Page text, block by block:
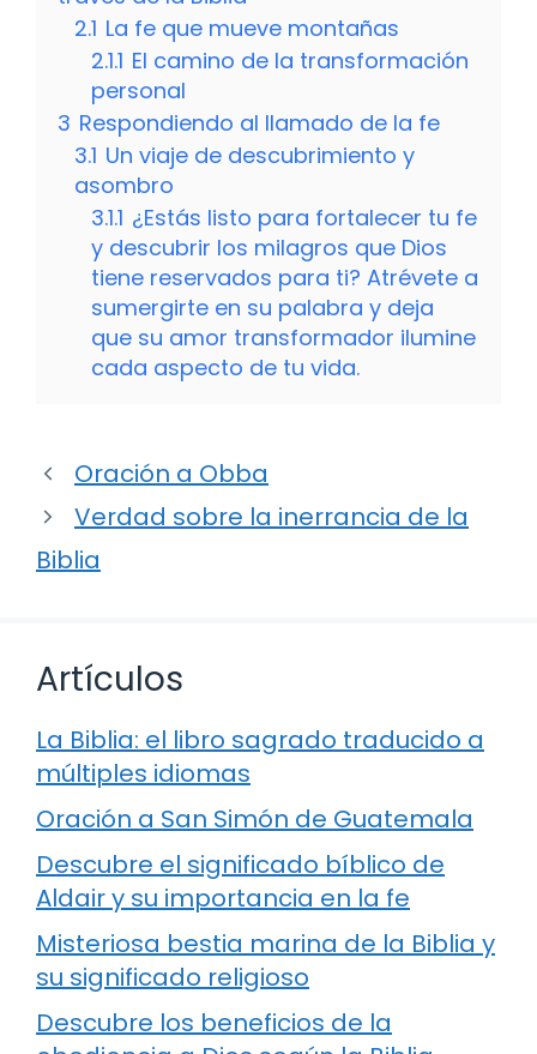
2.1 La fe que mueve montañas
2.1.1 El camino de la transformación
personal
3 Respondiendo al llamado de la fe
3.1 Un viaje de descubrimiento y
asombro
3.1.1 ¿Estás listo para fortalecer tu fe
y descubrir los milagros que Dios
tiene reservados para ti? Atrévete a
sumergirte en su palabra y deja
que su amor transformador ilumine
cada aspecto de tu vida.
Oración a Obba
Verdad sobre la inerrancia de la
Biblia
Artículos
La Biblia: el libro sagrado traducido a
múltiples idiomas
Oración a San Simón de Guatemala
Descubre el significado bíblico de
Aldair y su importancia en la fe
Misteriosa bestia marina de la Biblia y
su significado religioso
Descubre los beneficios de la